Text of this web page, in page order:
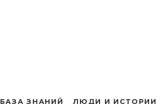
БАЗА ЗНАНИЙ ЛЮДИ И ИСТОРИИ